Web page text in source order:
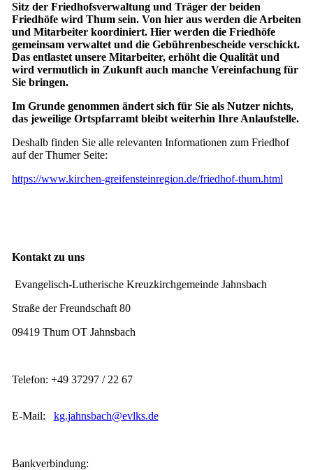
Sitz der Friedhofsverwaltung und Träger der beiden
Friedhöfe wird Thum sein. Von hier aus werden die Arbeiten
und Mitarbeiter koordiniert. Hier werden die Friedhöfe
gemeinsam verwaltet und die Gebührenbescheide verschickt.
Das entlastet unsere Mitarbeiter, erhöht die Qualität und
wird vermutlich in Zukunft auch manche Vereinfachung für
Sie bringen.
Im Grunde genommen ändert sich für Sie als Nutzer nichts,
das jeweilige Ortspfarramt bleibt weiterhin Ihre Anlaufstelle.
Deshalb finden Sie alle relevanten Informationen zum Friedhof
auf der Thumer Seite:
https://www.kirchen-greifensteinregion.de/friedhof-thum.html
Kontakt zu uns
Evangelisch-Lutherische Kreuzkirchgemeinde Jahnsbach
Straße der Freundschaft 80
09419 Thum OT Jahnsbach
Telefon: +49 37297 / 22 67
E-Mail: kg.jahnsbach@evlks.de
Bankverbindung: